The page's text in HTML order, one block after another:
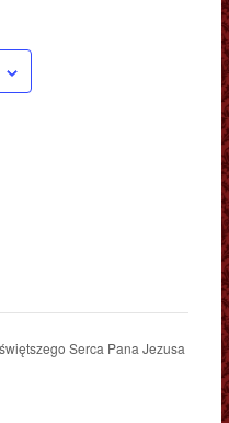
Serca Pana Jezusa